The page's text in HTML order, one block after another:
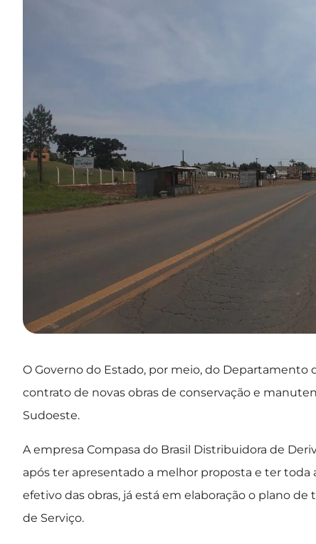
O Governo do Estado, por meio, do Departamento
contrato de novas obras de conservação e
Sudoeste.
A empresa Compasa do Brasil Distribuidora de
após ter apresentado a melhor proposta e ter toda
efetivo das obras, já está em elaboração o plano
de Serviço.